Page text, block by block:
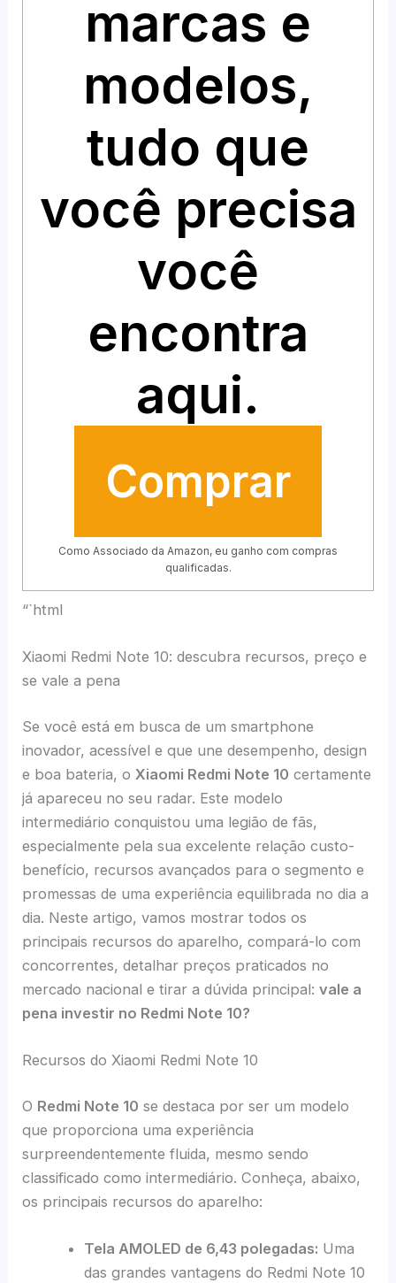
marcas e
modelos,
tudo que
você precisa
você
encontra
aqui.
Comprar
Como Associado da Amazon, eu ganho com compras
qualificadas.
“`html
Xiaomi Redmi Note 10: descubra recursos, preço e
se vale a pena
Se você está em busca de um smartphone
inovador, acessível e que une desempenho, design
e boa bateria, oXiaomi Redmi Note 10 certamente
já apareceu no seu radar. Este modelo
intermediário conquistou uma legião de fãs,
especialmente pela sua excelente relação custo-
benefício, recursos avançados para o segmento e
promessas de uma experiência equilibrada no dia a
dia. Neste artigo, vamos mostrar todos os
principais recursos do aparelho, compará-lo com
concorrentes, detalhar preços praticados no
mercado nacional e tirar a dúvida principal:vale a
pena investir no Redmi Note 10?
Recursos do Xiaomi Redmi Note 10
O Redmi Note 10 se destaca por ser um modelo
que proporciona uma experiência
surpreendentemente fluida, mesmo sendo
classificado como intermediário. Conheça, abaixo,
os principais recursos do aparelho:
Tela AMOLED de 6,43 polegadas: Uma
das grandes vantagens do Redmi Note 10